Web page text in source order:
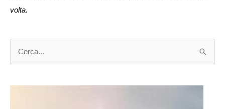
volta.
r